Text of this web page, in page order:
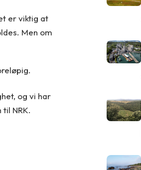
er viktig at
Men om
og vi har
NRK.